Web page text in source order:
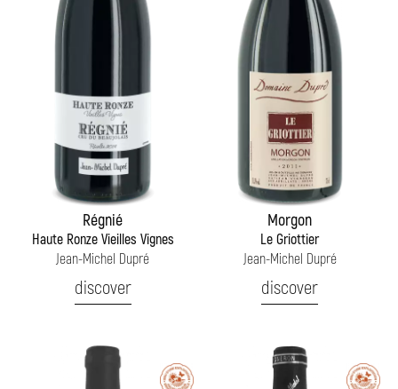
Régnié
Haute Ronze Vieilles Vignes
Jean-Michel Dupré
discover
Morgon
Le Griottier
Jean-Michel Dupré
discover